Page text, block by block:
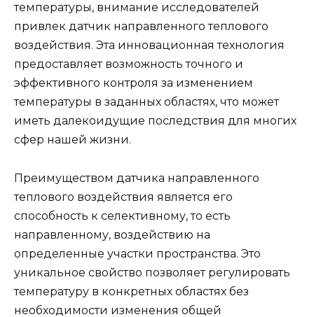
температуры, внимание исследователей
привлек датчик направленного теплового
воздействия. Эта инновационная технология
предоставляет возможность точного и
эффективного контроля за изменением
температуры в заданных областях, что может
иметь далекоидущие последствия для многих
сфер нашей жизни.
Преимуществом датчика направленного
теплового воздействия является его
способность к селективному, то есть
направленному, воздействию на
определенные участки пространства. Это
уникальное свойство позволяет регулировать
температуру в конкретных областях без
необходимости изменения общей